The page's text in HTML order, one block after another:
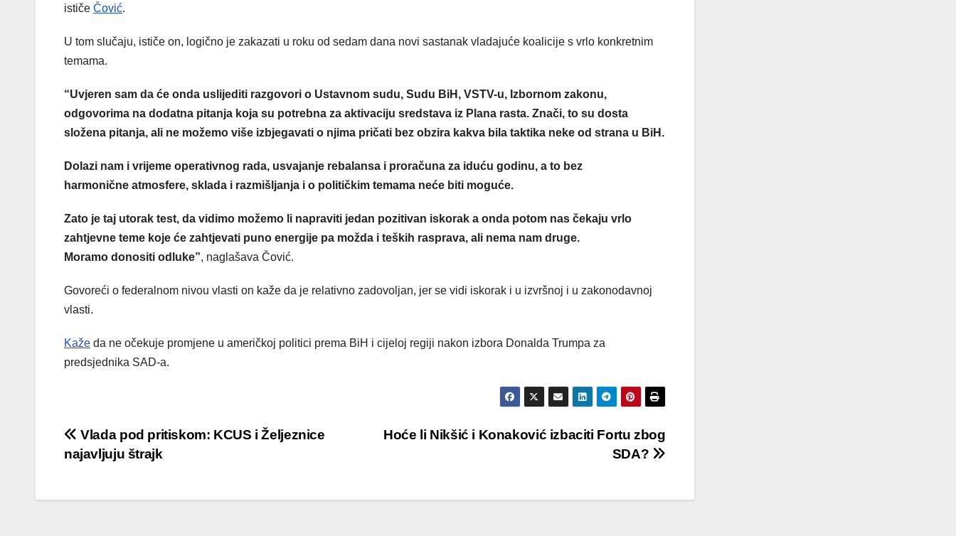
ističe Čović.
U tom slučaju, ističe on, logično je zakazati u roku od sedam dana novi sastanak vladajuće koalicije s vrlo konkretnim
temama.
“Uvjeren sam da će onda uslijediti razgovori o Ustavnom sudu, Sudu BiH, VSTV-u, Izbornom zakonu,
odgovorima na dodatna pitanja koja su potrebna za aktivaciju sredstava iz Plana rasta. Znači, to su dosta
složena pitanja, ali ne možemo više izbjegavati o njima pričati bez obzira kakva bila taktika neke od strana u BiH.
Dolazi nam i vrijeme operativnog rada, usvajanje rebalansa i proračuna za iduću godinu, a to bez
harmonične atmosfere, sklada i razmišljanja i o političkim temama neće biti moguće.
Zato je taj utorak test, da vidimo možemo li napraviti jedan pozitivan iskorak a onda potom nas čekaju vrlo
zahtjevne teme koje će zahtjevati puno energije pa možda i teških rasprava, ali nema nam druge.
Moramo donositi odluke”, naglašava Čović.
Govoreći o federalnom nivou vlasti on kaže da je relativno zadovoljan, jer se vidi iskorak i u izvršnoj i u zakonodavnoj
vlasti.
Kaže da ne očekuje promjene u američkoj politici prema BiH i cijeloj regiji nakon izbora Donalda Trumpa za
predsjednika SAD-a.
Post
navigation
Hoće li Nikšić i Konaković izbaciti Fortu zbog
SDA?
Vlada pod pritiskom: KCUS i Željeznice
najavljuju štrajk